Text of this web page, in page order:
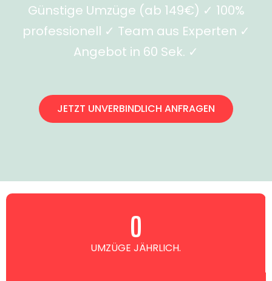
Günstige Umzüge (ab 149€) ✓ 100%
professionell ✓ Team aus Experten ✓
Angebot in 60 Sek. ✓
JETZT UNVERBINDLICH ANFRAGEN
UMZÜGE JÄHRLICH.
0